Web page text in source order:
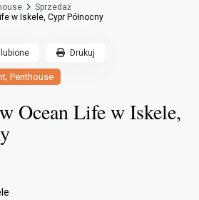
Sprzedaż
w Iskele, Cypr Północny
,Penthouse
Ocean Life w Iskele,
Drukuj